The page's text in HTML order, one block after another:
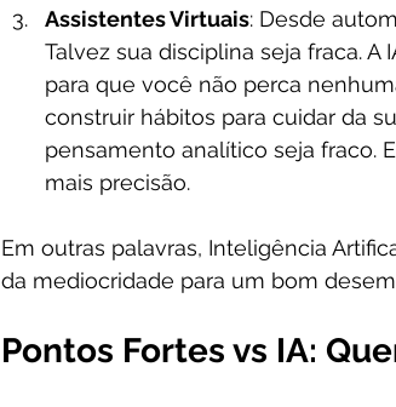
Assistentes Virtuais: Desde
Talvez sua disciplina seja fraca.
para que você não perca
construir hábitos para cuidar da
pensamento analítico seja fraco.
mais precisão.
Em outras palavras, Inteligência
da mediocridade para um bom
Pontos Fortes vs IA: